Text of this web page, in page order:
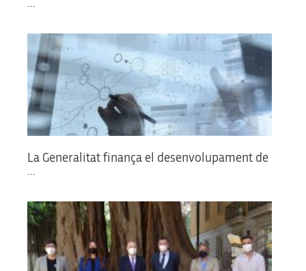
La Generalitat finança el desenvolupament de